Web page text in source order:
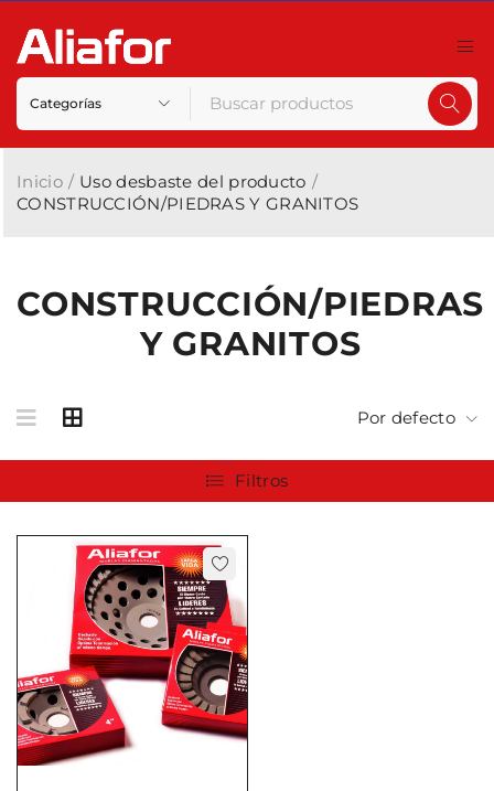
CONSTRUCCIÓN/PIEDRAS
Y GRANITOS
Inicio / Uso desbaste del producto /
CONSTRUCCIÓN/PIEDRAS Y GRANITOS
Por defecto
Filtros